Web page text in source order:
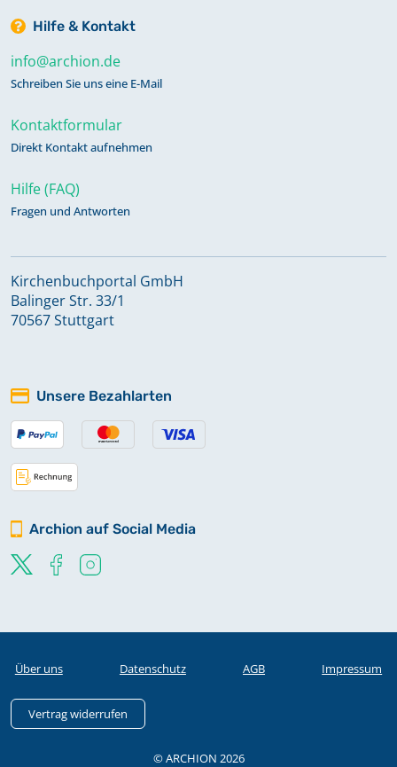
Hilfe & Kontakt
info@archion.de
Schreiben Sie uns eine E-Mail
Kontaktformular
Direkt Kontakt aufnehmen
Hilfe (FAQ)
Fragen und Antworten
Kirchenbuchportal GmbH
Balinger Str. 33/1
70567 Stuttgart
Unsere Bezahlarten
Archion auf Social Media
Über uns Datenschutz AGB Impressum
Vertrag widerrufen
© ARCHION 2026